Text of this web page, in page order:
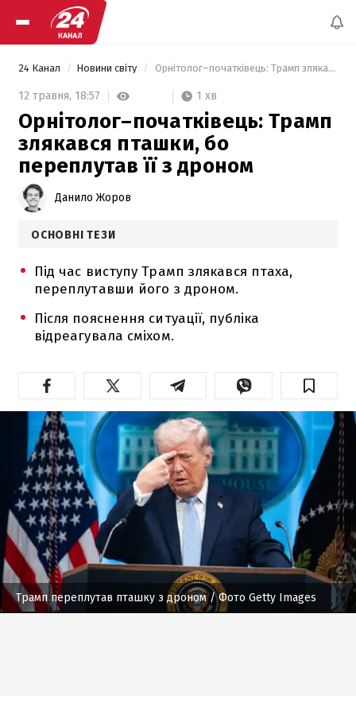
24 Канал Новини світу Орнітолог–початківець: Трамп злякався пташки, бо переплутав її з дроном
12 травня, 18:57 1 хв
Орнітолог–початківець: Трамп
злякався пташки, бо
переплутав її з дроном
Данило Жоров
ОСНОВНІ ТЕЗИ
Під час виступу Трамп злякався птаха,
переплутавши його з дроном.
Після пояснення ситуації, публіка
відреагувала сміхом.
Трамп переплутав пташку з дроном/ Фото Getty Images